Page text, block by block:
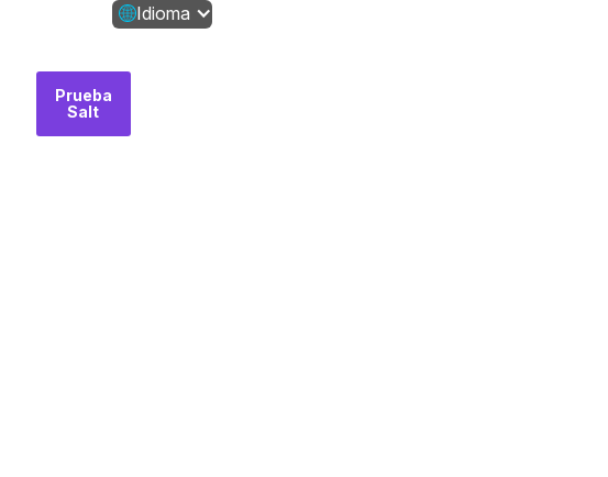
Idioma
Prueba
Salt